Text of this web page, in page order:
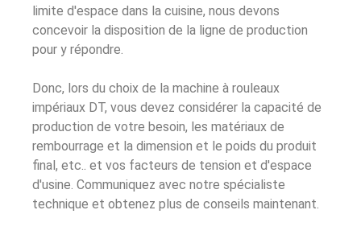
limite d'espace dans la cuisine, nous devons
concevoir la disposition de la ligne de production
pour y répondre.
Donc, lors du choix de la machine à rouleaux
impériaux DT, vous devez considérer la capacité de
production de votre besoin, les matériaux de
rembourrage et la dimension et le poids du produit
final, etc.. et vos facteurs de tension et d'espace
d'usine. Communiquez avec notre spécialiste
technique et obtenez plus de conseils maintenant.